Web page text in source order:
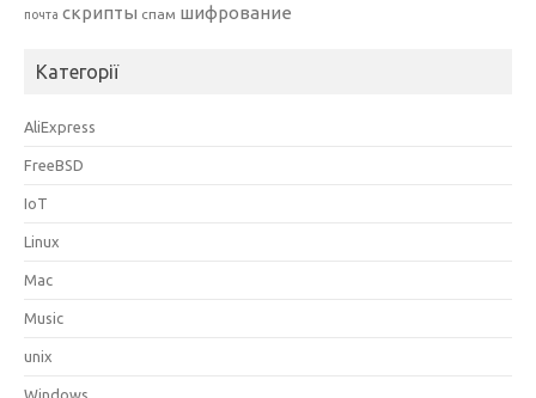
почта скрипты спам шифрование
Категорії
AliExpress
FreeBSD
IoT
Linux
Mac
Music
unix
Windows